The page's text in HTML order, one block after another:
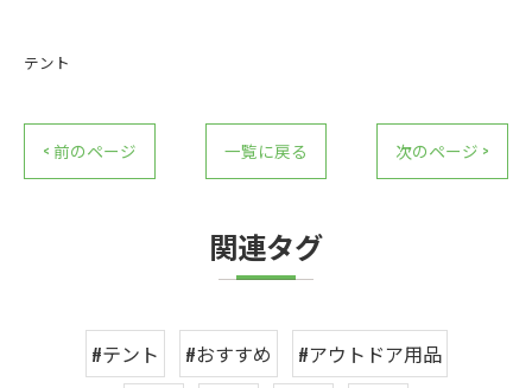
テント
< 前のページ 一覧に戻る 次のページ >
関連タグ
#テント #おすすめ
#アウトドア用品